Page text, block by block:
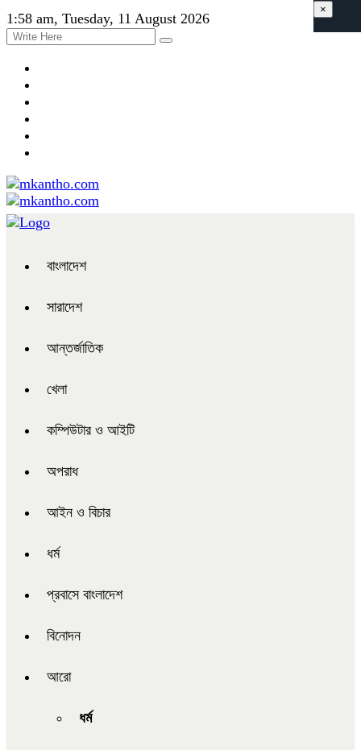
1:58 am, Tuesday, 11 August 2026
বাংলাদেশ
সারাদেশ
আন্তর্জাতিক
খেলা
কম্পিউটার ও আইটি
অপরাধ
আইন ও বিচার
ধর্ম
প্রবাসে বাংলাদেশ
বিনোদন
আরো
ধর্ম
×